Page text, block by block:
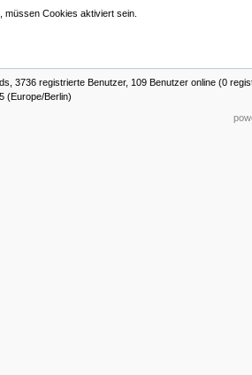
müssen Cookies aktiviert sein.
3736 registrierte Benutzer, 109 Benutzer online (0
(Europe/Berlin)